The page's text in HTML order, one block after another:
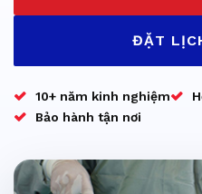
ĐẶT
10+ năm kinh nghiệm
Bảo hành tận nơi